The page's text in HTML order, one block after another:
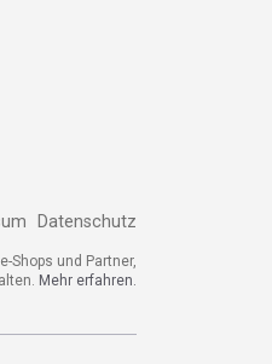
Datenschutz
und Partner,
Mehr erfahren.